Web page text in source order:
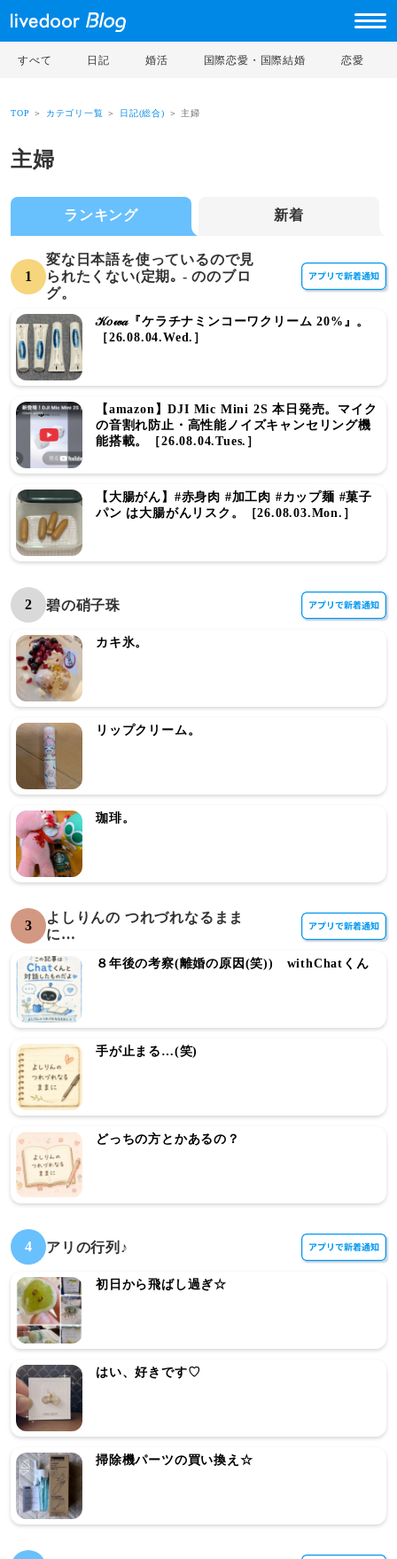
すべて 日記 婚活 国際恋愛・国際結婚 恋愛
TOP ＞ カテゴリ一覧 ＞ 日記(総合) ＞ 主婦
主婦
ランキング 新着
1
変な日本語を使っているので見
られたくない(定期｡ - ののブロ
グ。
𝒦𝑜𝓌𝒶『ケラチナミンコーワクリーム 20%』。
［26.08.04.Wed.］
【amazon】DJI Mic Mini 2S 本日発売。マイク
の音割れ防止・高性能ノイズキャンセリング機
能搭載。［26.08.04.Tues.］
【大腸がん】#赤身肉 #加工肉 #カップ麺 #菓子
パン は大腸がんリスク。［26.08.03.Mon.］
2 碧の硝子珠
カキ氷。
リップクリーム。
珈琲。
3
よしりんの つれづれなるまま
に…
８年後の考察(離婚の原因(笑)) withChatくん
手が止まる…(笑)
どっちの方とかあるの？
4 アリの行列♪
初日から飛ばし過ぎ☆
はい、好きです♡
掃除機パーツの買い換え☆